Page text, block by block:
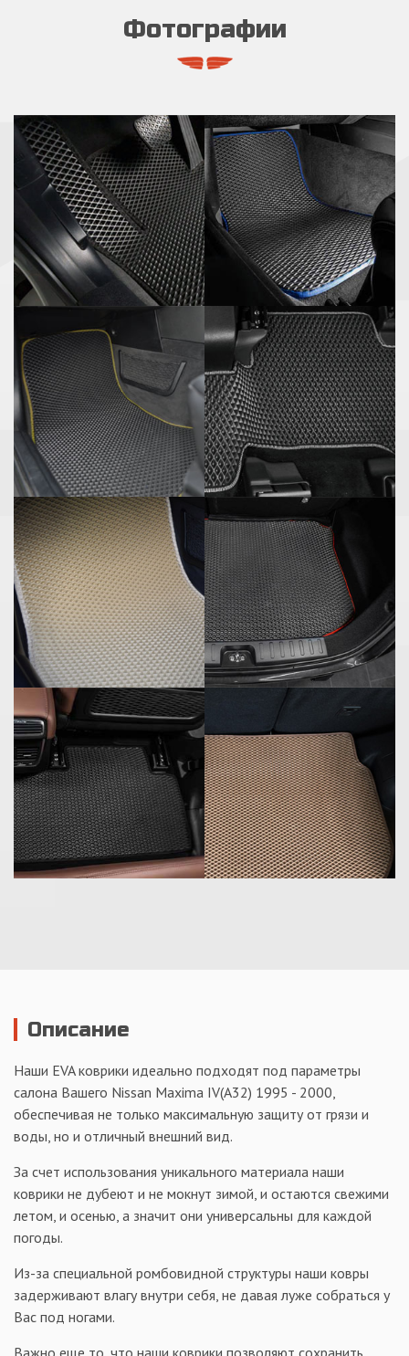
Фотографии
Описание
Наши EVA коврики идеально подходят под параметры
салона Вашего Nissan Maxima IV(A32) 1995 - 2000,
обеспечивая не только максимальную защиту от грязи и
воды, но и отличный внешний вид.
За счет использования уникального материала наши
коврики не дубеют и не мокнут зимой, и остаются свежими
летом, и осенью, а значит они универсальны для каждой
погоды.
Из-за специальной ромбовидной структуры наши ковры
задерживают влагу внутри себя, не давая луже собраться у
Вас под ногами.
Важно еще то, что наши коврики позволяют сохранить